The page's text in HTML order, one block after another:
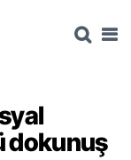
dokunuş